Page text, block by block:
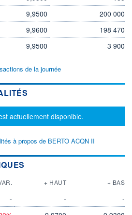
9,9500
200 000
9,9600
198 470
9,9500 3 900
de la journée
actuellement disponible.
à propos de BERTO ACQN II
+ HAUT + BAS
- -
-